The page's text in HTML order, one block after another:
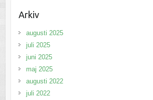
Arkiv
augusti 2025
juli 2025
juni 2025
maj 2025
augusti 2022
juli 2022